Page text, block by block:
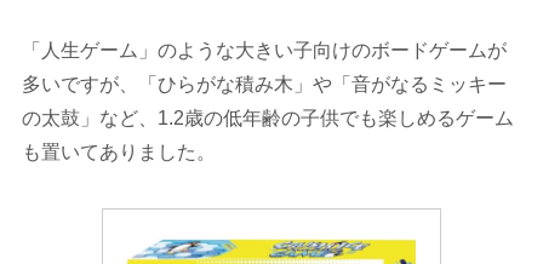
「人生ゲーム」のような大きい子向けのボードゲームが
多いですが、「ひらがな積み木」や「音がなるミッキー
の太鼓」など、1.2歳の低年齢の子供でも楽しめるゲーム
も置いてありました。